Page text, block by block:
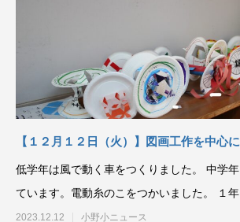
【１２月１２日（火）】図画工作を中心に
低学年は風で動く車をつくりました。 中学年は伝言板をつくっ
ています。電動糸のこをつかいました。 １年
2023.12.12 小野小ニュース